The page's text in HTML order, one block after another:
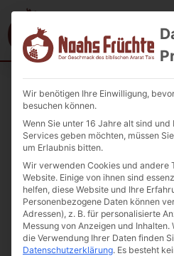
Startseite/Kaffee / Royal Armenia
Cappuccino+Chocolate
Wir benötigen Ihre Einwilligung,
besuchen können.
Wenn Sie unter 16 Jahre alt sind
Services geben möchten, müssen
um Erlaubnis bitten.
Wir verwenden Cookies und andere
Website. Einige von ihnen sind
helfen, diese Website und Ihre
Personenbezogene Daten können
Adressen), z. B. für personalisierte
Messung von Anzeigen und Inhalten.
die Verwendung Ihrer Daten finden
Datenschutzerklärung. Es besteht